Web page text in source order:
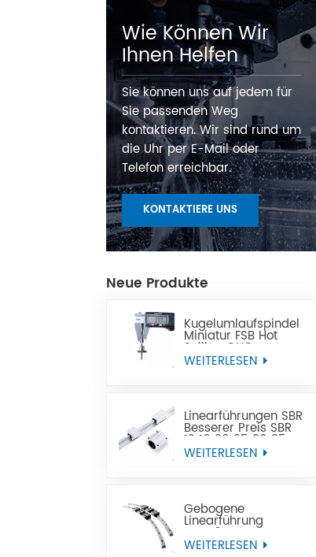
Wie Können Wir
Ihnen Helfen
Sie können uns auf jedem für
Sie passenden Weg
kontaktieren. Wir sind rund um
die Uhr per E-Mail oder
Telefon erreichbar.
KONTAKTIERE UNS
Neue Produkte
Kugelumlaufspindel
Miniatur FSB Hot
Selling CNC
Präzisions-Miniatur-
Kugelgewindespindel
WEITERLESEN
Linearführungen SBR
Besserer Preis SBR
12 16 20 25 30 35
40 50
WEITERLESEN
Gebogene
Linearführung
GGY16 OEM-
Kundendienst, CNC-
WEITERLESEN